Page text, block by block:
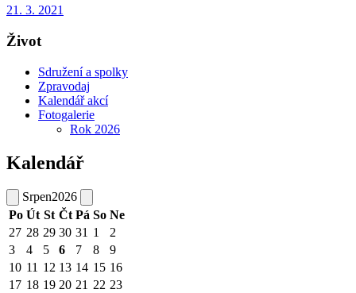
21. 3. 2021
Život
Sdružení a spolky
Zpravodaj
Kalendář akcí
Fotogalerie
Rok 2026
Kalendář
Srpen2026
Po Út St Čt Pá So Ne
27 28 29 30 31 1
2
3
4 5 6 7 8
9
10 11 12 13 14 15 16
17 18 19 20 21 22 23